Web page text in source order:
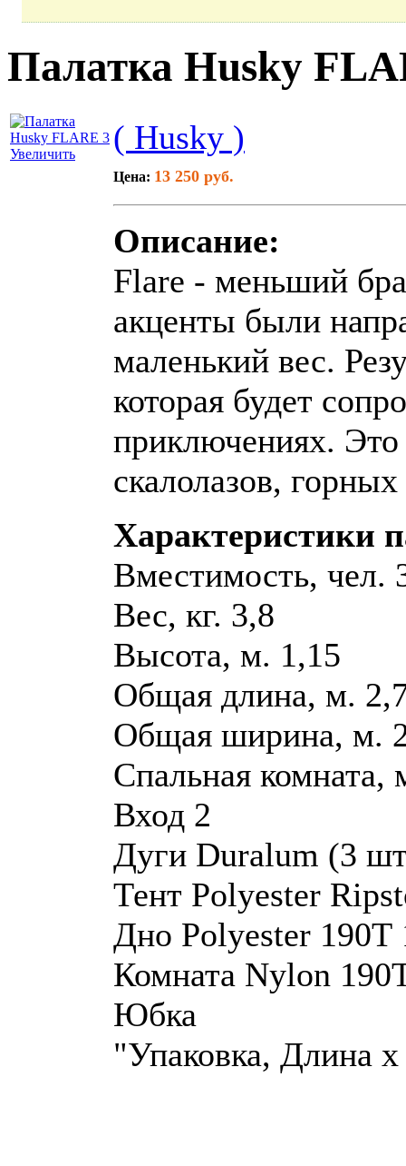
Палатка Husky
Увеличить ( Husky )
Цена: 13 250 руб.
Описание:
Flare - меньший
акценты были
маленький вес.
которая будет
приключениях. Это
скалолазов,
Характеристики
Вместимость, чел.
Вес, кг. 3,8
Высота, м. 1,15
Общая длина, м.
Общая ширина, м.
Спальная комната,
Вход 2
Дуги Duralum (3
Тент Polyester
Дно Polyester 190Т
Комната Nylon
Юбка
"Упаковка, Длина